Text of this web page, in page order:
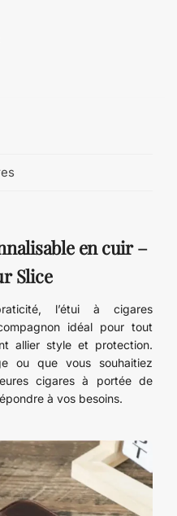
en cuir –
Slice
l’étui à cigares
idéal pour tout
allier style et protection.
ou que vous souhaitiez
cigares à portée de
à vos besoins.